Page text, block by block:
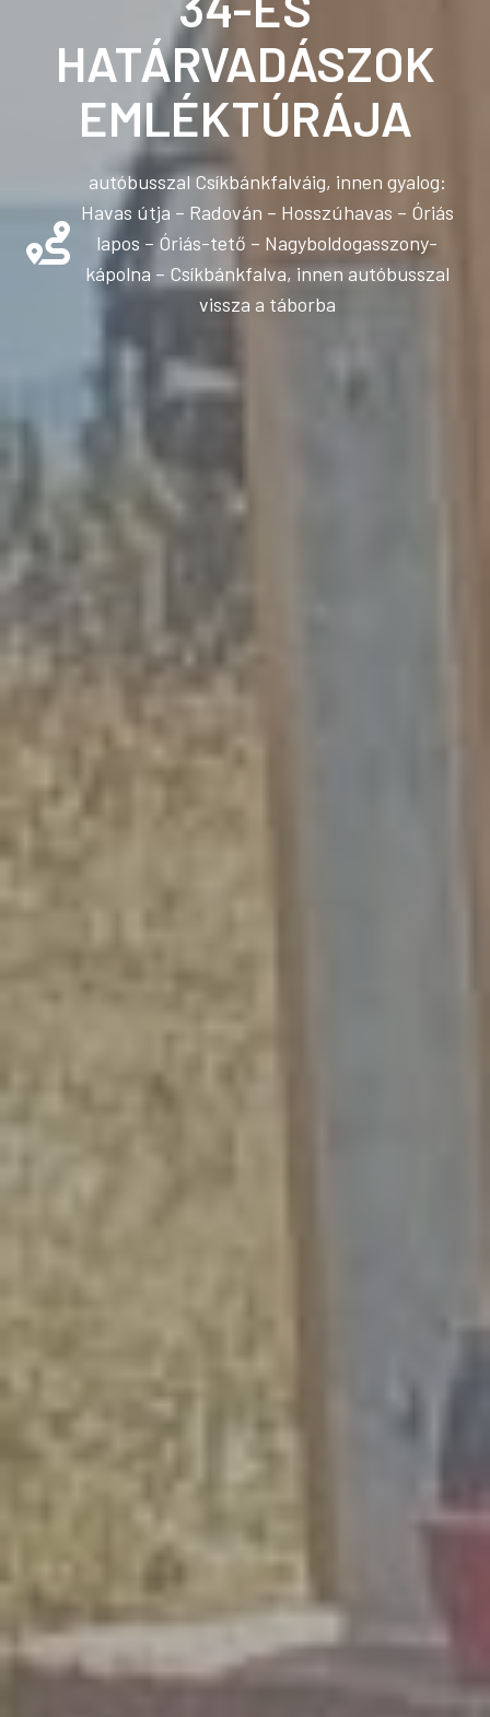
HATÁRVADÁSZOK
EMLÉKTÚRÁJA
autóbusszal Csíkbánkfalváig, innen gyalog:
Havas útja – Radován – Hosszúhavas – Óriás
lapos – Óriás-tető – Nagyboldogasszony-
kápolna – Csíkbánkfalva, innen autóbusszal
vissza a táborba